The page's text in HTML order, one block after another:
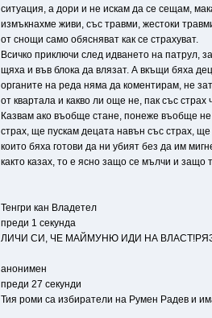
ситуация, а дори и не искам да се сещам,
измъкнахме живи, със травми, жестоки
от снощи само обясняват как се страхуват.
Всичко приключи след идването на патрул,
щяха и във блока да влязат. А вкъщи бяха
органите на реда няма да коментирам, не
от квартала и какво ли още не, пак със
Казвам ако въобще стане, понеже въобще
страх, ще пускам децата навън със страх,
които бяха готови да ни убият без да им
както казах, то е ясно защо се мълчи и защо
Тенгри кан Владетел
преди 1 секунда
ЛИЧИ СИ, ЧЕ МАЙМУНЮ ИДИ НА
анонимен
преди 27 секунди
Тия роми са избиратели на Румен Радев и